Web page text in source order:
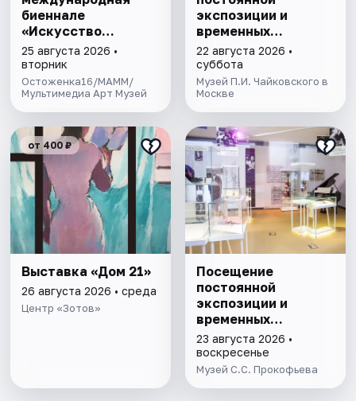
биеннале
«Искусство
будущего»
25 августа 2026 •
вторник
Остоженка16/МАММ/
Мультимедиа Арт Музей
экспозиции и
временных
выставок музея
П.И. Чайковского
22 августа 2026 •
суббота
Музей П.И. Чайковского в
Москве
от 400 ₽
Выставка «Дом 21»
26 августа 2026 • среда
Центр «Зотов»
Посещение
постоянной
экспозиции и
временных
выставок музея
С.С. Прокофьева
23 августа 2026 •
воскресенье
Музей С.С. Прокофьева